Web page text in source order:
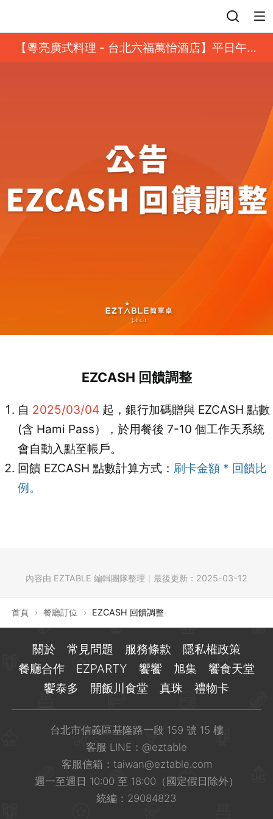
【粵亮廣式料理 - 台北六福萬怡酒店】平日午餐
8 折起｜靓港點套餐
EZCASH 回饋調整
自 2025/03/04起，銀行加碼贈與 EZCASH 點數
(含 Hami Pass），於用餐後 7-10 個工作天系統
會自動入點至帳戶。
回饋 EZCASH 點數計算方式： 刷卡金額 * 回饋比
例。
內容由 EZTABLE 編輯團隊整理 ｜ 最後更新： 2025-03-12
首頁 › 餐廳訂位 › EZCASH 回饋調整
登出
確定要登出嗎？
關於 常見問題 服務條款
隱私權政策
餐廳合作
EZPARTY 饗饗 旭集
饗食天堂
饗泰多
開飯川食堂 真珠 禮物卡
台北市信義區基隆路一段 159 號 15 樓
客服 LINE： @eztable
客服信箱： taiwan@eztable.com
週一至週日 10:00 至 18:00（國定假日除外）
統編：29084823